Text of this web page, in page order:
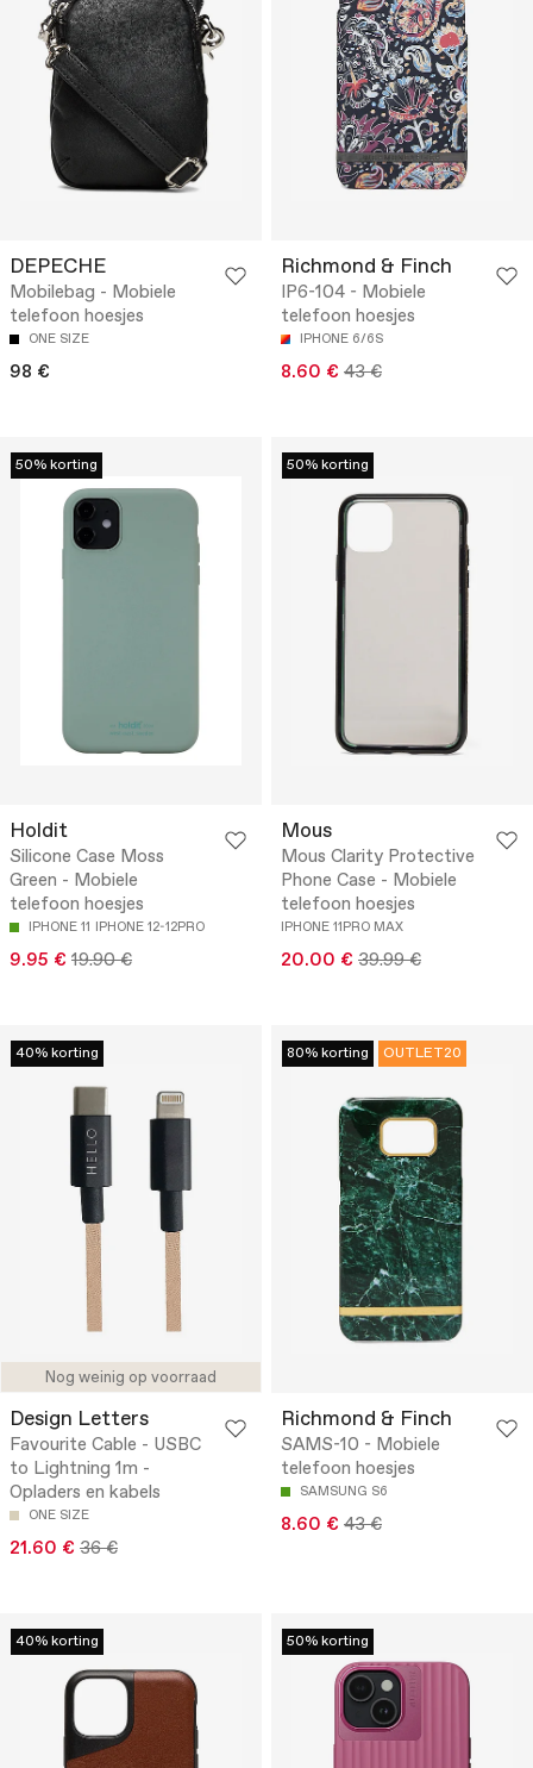
DEPECHE
Mobilebag - Mobiele
telefoon hoesjes
ONE SIZE
98 €
Richmond & Finch
IP6-104 - Mobiele
telefoon hoesjes
IPHONE 6/6S
8.60 € 43 €
50% korting
Holdit
Silicone Case Moss
Green - Mobiele
telefoon hoesjes
IPHONE 11 IPHONE 12-12PRO
9.95 € 19.90 €
50% korting
Mous
Mous Clarity Protective
Phone Case - Mobiele
telefoon hoesjes
IPHONE 11PRO MAX
20.00 € 39.99 €
Nog weinig op voorraad
40% korting
Design Letters
Favourite Cable - USBC
to Lightning 1m -
Opladers en kabels
ONE SIZE
21.60 € 36 €
80% korting OUTLET20
Richmond & Finch
SAMS-10 - Mobiele
telefoon hoesjes
SAMSUNG S6
8.60 € 43 €
40% korting 50% korting